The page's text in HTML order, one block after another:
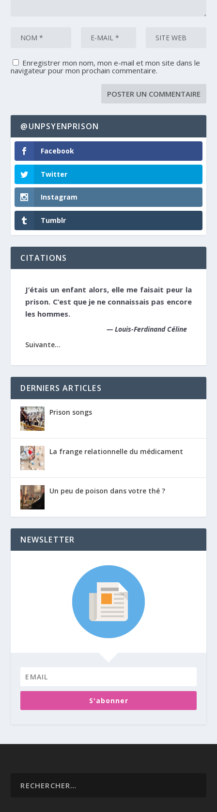
Enregistrer mon nom, mon e-mail et mon site dans le
navigateur pour mon prochain commentaire.
@UNPSYENPRISON
Facebook
Twitter
Instagram
Tumblr
CITATIONS
J’étais un enfant alors, elle me faisait peur la
prison. C’est que je ne connaissais pas encore
les hommes.
— Louis-Ferdinand Céline
Suivante...
DERNIERS ARTICLES
Prison songs
La frange relationnelle du médicament
Un peu de poison dans votre thé ?
NEWSLETTER
S'abonner